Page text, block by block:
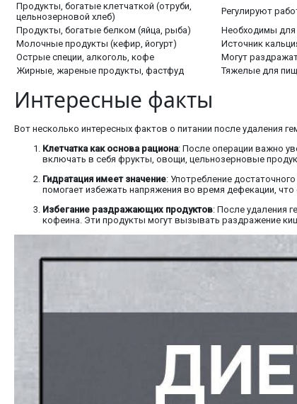
Продукты, богатые клетчаткой (отруби,
цельнозерновой хлеб)
Регулируют
Продукты, богатые белком (яйца, рыба)
Необходимы для
Молочные продукты (кефир, йогурт)
Источник
Острые специи, алкоголь, кофе
Могут
Жирные, жареные продукты, фастфуд
Тяжелые для
Интересные факты
Вот несколько интересных фактов о питании после удаления
Клетчатка как основа рациона: После операции важно
включать в себя фрукты, овощи, цельнозерновые
Гидратация имеет значение: Употребление
помогает избежать напряжения во время дефекации,
Избегание раздражающих продуктов: После удаления
кофеина. Эти продукты могут вызывать раздражение